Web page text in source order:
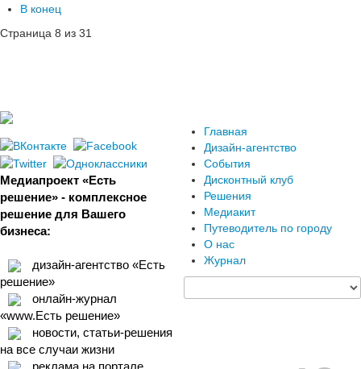
В конец
Страница 8 из 31
Медиапроект «Есть
решение» - комплексное
решение для Вашего
бизнеса:
дизайн-агентство «Есть
решение»
онлайн-журнал
«www.Есть решение»
новости, статьи-решения
на все случаи жизни
реклама на портале
Главная
Дизайн-агентство
События
Дисконтный клуб
Решения
Медиакит
Путеводитель по городу
О нас
Журнал